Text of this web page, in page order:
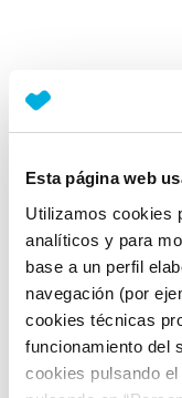
Esta página web
Utilizamos cookies
analíticos y para
base a un perfil
navegación (por
cookies técnicas
funcionamiento del
cookies pulsando el